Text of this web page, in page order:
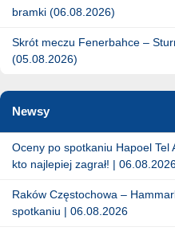
bramki (06.08.2026)
Skrót meczu Fenerbahce –
(05.08.2026)
Newsy
Oceny po spotkaniu Hapoel Tel
kto najlepiej zagrał! |
Raków Częstochowa –
spotkaniu | 06.08.2026